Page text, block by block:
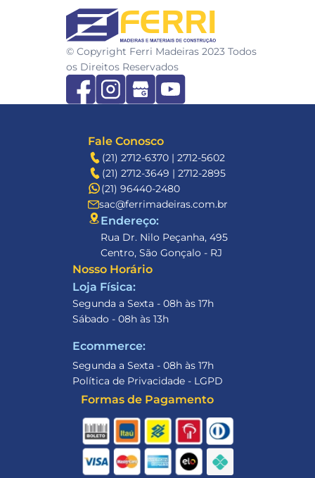
FERRI
© Copyright Ferri Madeiras 2023 Todos
os Direitos Reservados
Fale Conosco
(21) 2712-6370 | 2712-5602
(21) 2712-3649 | 2712-2895
(21) 96440-2480
sac@ferrimadeiras.com.br
Endereço:
Rua Dr. Nilo Peçanha, 495
Centro, São Gonçalo - RJ
Nosso Horário
Loja Física:
Segunda a Sexta - 08h às 17h
Sábado - 08h às 13h
Ecommerce:
Segunda a Sexta - 08h às 17h
Política de Privacidade - LGPD
Formas de Pagamento